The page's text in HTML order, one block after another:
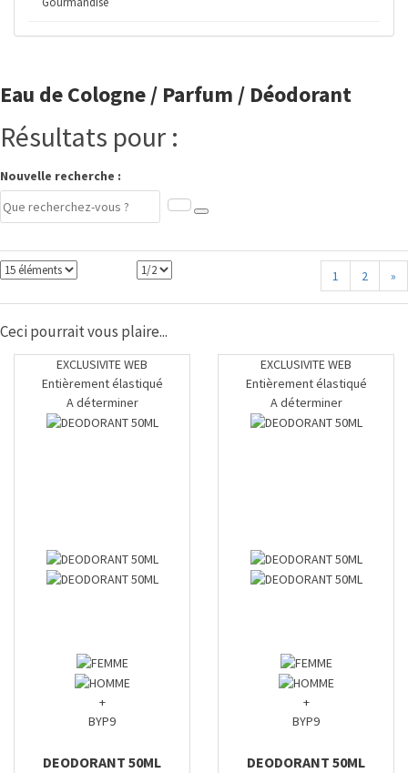
Eau de Cologne / Parfum / Déodorant
Résultats pour :
Nouvelle recherche :
1 2 »
Ceci pourrait vous plaire...
EXCLUSIVITE WEB
Entièrement élastiqué
A déterminer
+
BYP9
DEODORANT 50ML
EXCLUSIVITE WEB
Entièrement élastiqué
A déterminer
+
BYP9
DEODORANT 50ML